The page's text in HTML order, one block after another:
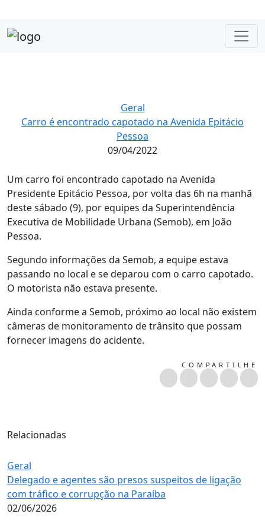
Geral
Carro é encontrado capotado na Avenida Epitácio
Pessoa
09/04/2022
Um carro foi encontrado capotado na Avenida
Presidente Epitácio Pessoa, por volta das 6h na manhã
deste sábado (9), por equipes da Superintendência
Executiva de Mobilidade Urbana (Semob), em João
Pessoa.
Segundo informações da Semob, a equipe estava
passando no local e se deparou com o carro capotado.
O motorista não estava presente.
Ainda conforme a Semob, próximo ao local não existem
câmeras de monitoramento de trânsito que possam
fornecer imagens do acidente.
COMPARTILHE
Relacionadas
Geral
Delegado e agentes são presos suspeitos de ligação
com tráfico e corrupção na Paraíba
02/06/2026